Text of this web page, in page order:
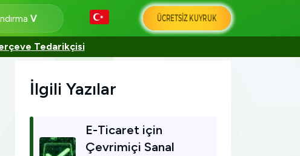
ÜCRETSIZ KUYRUK
Tedarikçisi
İlgili Yazılar
E-Ticaret için
Çevrimiçi Sanal